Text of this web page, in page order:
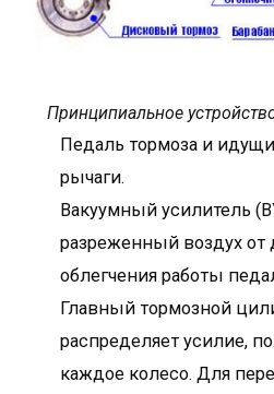
Принципиальное
Педаль тормоза и
рычаги.
Вакуумный усилитель
разреженный воздух от
облегчения работы
Главный тормозной
распределяет усилие,
каждое колесо. Для